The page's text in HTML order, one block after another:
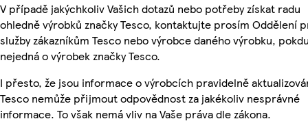
V případě jakýchkoliv Vašich dotazů nebo potřeby získat radu
ohledně výrobků značky Tesco, kontaktujte prosím Oddělení
služby zákazníkům Tesco nebo výrobce daného výrobku,
nejedná o výrobek značky Tesco.
I přesto, že jsou informace o výrobcích pravidelně
Tesco nemůže přijmout odpovědnost za jakékoliv nesprávné
informace. To však nemá vliv na Vaše práva dle zákona.